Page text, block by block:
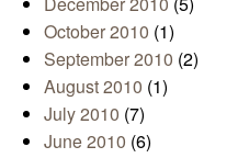
October 2010 (1)
September 2010 (2)
August 2010 (1)
July 2010 (7)
June 2010 (6)